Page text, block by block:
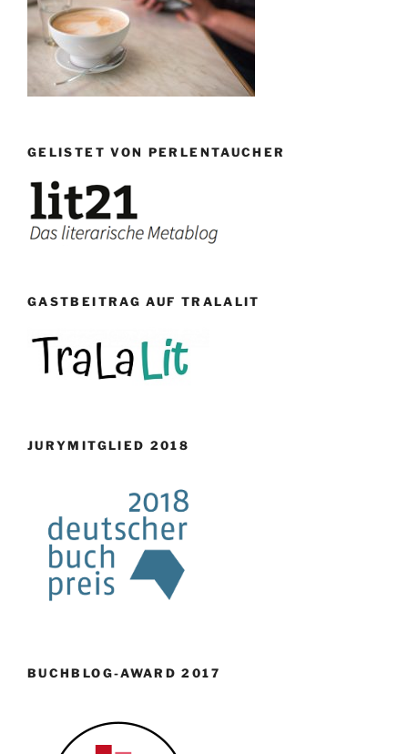
GELISTET VON PERLENTAUCHER
GASTBEITRAG AUF TRALALIT
JURYMITGLIED 2018
BUCHBLOG-AWARD 2017